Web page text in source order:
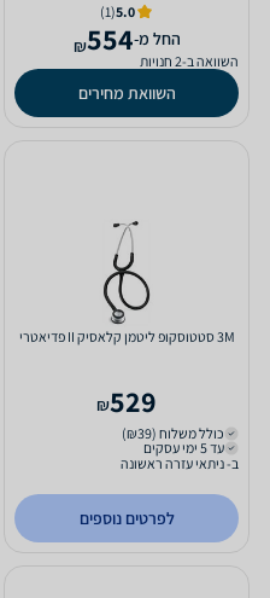
5.0
(1)
‫החל מ-554
₪
השוואה ב-2 חנויות
השוואת מחירים
3M סטטוסקופ ליטמן קלאסיק II פדיאטרי
529
₪
כולל משלוח (₪39)
עד 5 ימי עסקים
ב- ניתאי עזרה ראשונה
לפרטים נוספים